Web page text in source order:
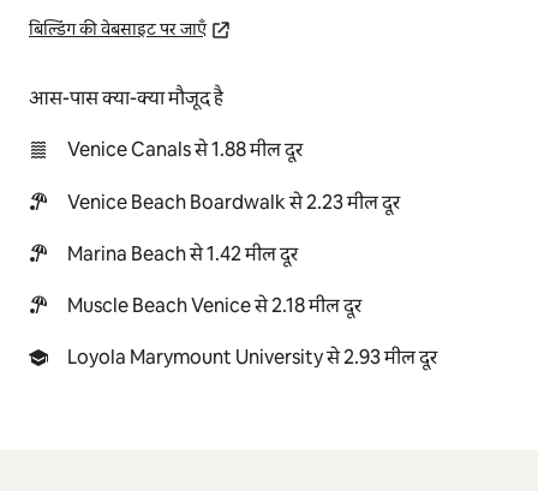
बिल्डिंग की वेबसाइट पर जाएँ
आस-पास क्या-क्या मौजूद है
Venice Canals से 1.88 मील दूर
Venice Beach Boardwalk से 2.23 मील दूर
Marina Beach से 1.42 मील दूर
Muscle Beach Venice से 2.18 मील दूर
Loyola Marymount University से 2.93 मील दूर